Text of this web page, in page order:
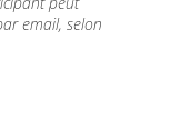
email, selon